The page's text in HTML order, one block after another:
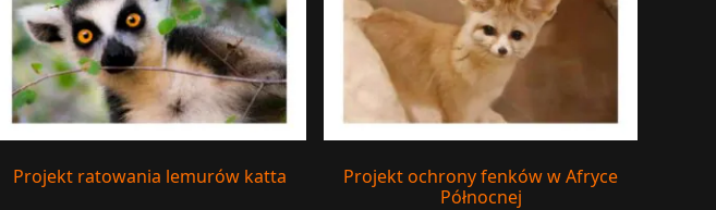
Projekt ratowania lemurów katta
Projekt ochrony fenków w Afryce
Północnej